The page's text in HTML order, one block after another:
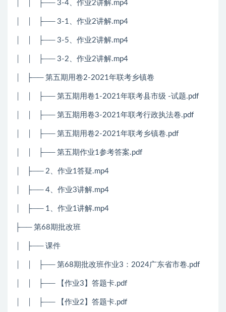
│ │ ├── 3-4、作业2讲解.mp4
│ │ ├── 3-1、作业2讲解.mp4
│ │ ├── 3-5、作业2讲解.mp4
│ │ ├── 3-2、作业2讲解.mp4
│ ├── 第五期用卷2-2021年联考乡镇卷
│ │ ├── 第五期用卷1-2021年联考县市级 -试题.pdf
│ │ ├── 第五期用卷3-2021年联考行政执法卷.pdf
│ │ ├── 第五期用卷2-2021年联考乡镇卷.pdf
│ │ ├── 第五期作业1参考答案.pdf
│ ├── 2、作业1答疑.mp4
│ ├── 4、作业3讲解.mp4
│ ├── 1、作业1讲解.mp4
├── 第68期批改班
│ ├── 课件
│ │ ├── 第68期批改班作业3：2024广东省市卷.pdf
│ │ ├── 【作业3】答题卡.pdf
│ │ ├── 【作业2】答题卡.pdf